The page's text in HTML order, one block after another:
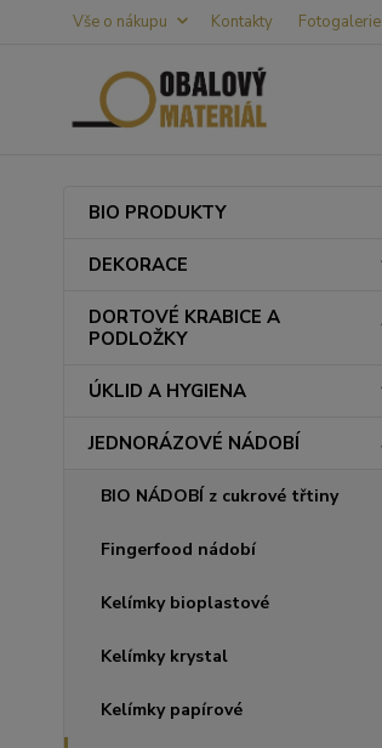
Vše o nákupu Kontakty Fotogalerie
BIO PRODUKTY
DEKORACE
DORTOVÉ KRABICE A
PODLOŽKY
ÚKLID A HYGIENA
JEDNORÁZOVÉ NÁDOBÍ
BIO NÁDOBÍ z cukrové třtiny
Fingerfood nádobí
Kelímky bioplastové
Kelímky krystal
Kelímky papírové